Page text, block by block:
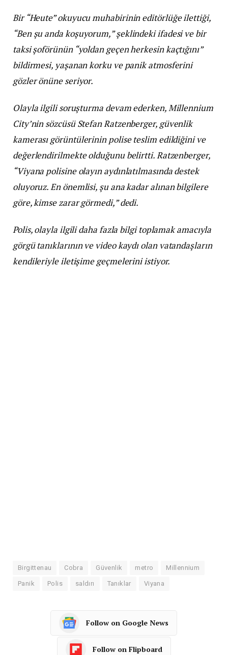
Bir “Heute” okuyucu muhabirinin editörlüğe ilettiği,
“Ben şu anda koşuyorum,” şeklindeki ifadesi ve bir
taksi şoförünün “yoldan geçen herkesin kaçtığını”
bildirmesi, yaşanan korku ve panik atmosferini
gözler önüne seriyor.
Olayla ilgili soruşturma devam ederken, Millennium
City’nin sözcüsü Stefan Ratzenberger, güvenlik
kamerası görüntülerinin polise teslim edildiğini ve
değerlendirilmekte olduğunu belirtti. Ratzenberger,
“Viyana polisine olayın aydınlatılmasında destek
oluyoruz. En önemlisi, şu ana kadar alınan bilgilere
göre, kimse zarar görmedi,” dedi.
Polis, olayla ilgili daha fazla bilgi toplamak amacıyla
görgü tanıklarının ve video kaydı olan vatandaşların
kendileriyle iletişime geçmelerini istiyor.
Birgittenau Cobra Güvenlik metro Millennium
Panik Polis saldırı Tanıklar Viyana
Follow on Google News
Follow on Flipboard